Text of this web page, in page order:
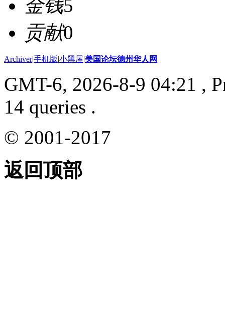
金钱5
贡献0
Archiver|手机版|小黑屋|美国论坛德州华人网
GMT-6, 2026-8-9 04:21 ,
14 queries .
© 2001-2017
返回顶部